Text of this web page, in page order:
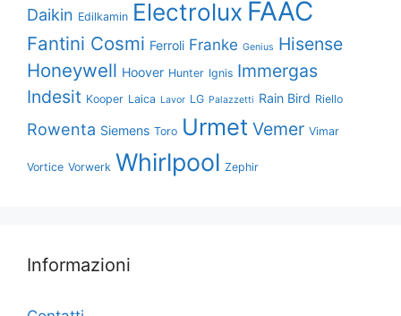
Daikin Edilkamin Electrolux FAAC
Fantini Cosmi Ferroli Franke Genius Hisense
Honeywell Hoover Hunter Ignis Immergas
Indesit Kooper Laica Lavor LG Palazzetti Rain Bird Riello
Rowenta Siemens Toro Urmet Vemer Vimar
Vortice Vorwerk Whirlpool Zephir
Informazioni